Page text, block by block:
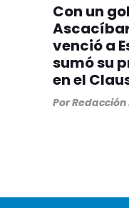
Con un
venció a
sumó su
en el
Por